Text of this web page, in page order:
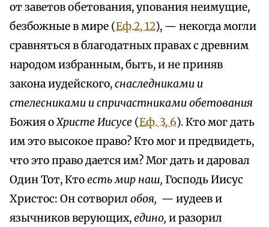
от заветов обетования, упования неимущие,
безбожные в мире (Еф.2, 12), — некогда могли
сравняться в благодатных правах с древним
народом избранным, быть, и не приняв
закона иудейского,снаследниками и
стелесниками и спричастниками обетования
Божия оХристе Иисусе (Еф. 3, 6). Кто мог дать
им это высокое право? Кто мог и предвидеть,
что это право дается им? Мог дать и даровал
Один Тот, Ктоесть мир наш, Господь Иисус
Христос: Он сотворил обоя, — иудеев и
язычников верующих,едино, и разорил